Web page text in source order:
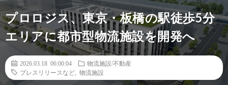
プロロジス、東京・板橋の駅徒歩5分
エリアに都市型物流施設を開発へ
2026.03.18 06:00:04
物流施設/不動産
プレスリリースなど
物流施設